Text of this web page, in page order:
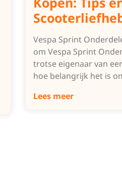
Vespa Sprint
om Vespa Sprint
trotse eigenaar van
hoe belangrijk het is
Lees meer